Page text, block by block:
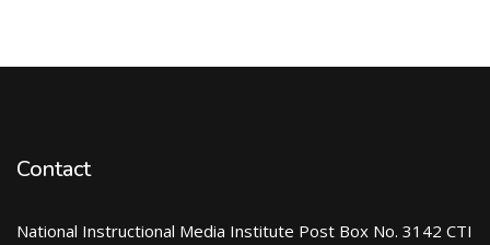
Contact
National Instructional Media Institute Post Box No. 3142 CTI